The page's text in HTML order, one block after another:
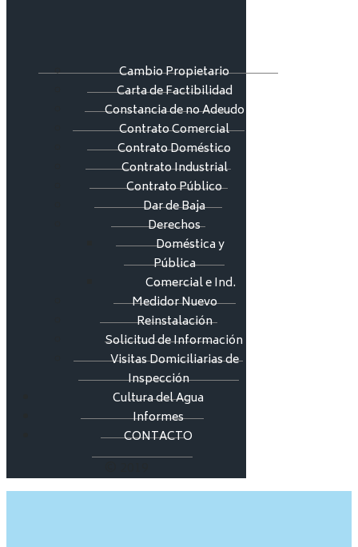
Cambio Propietario
Carta de Factibilidad
Constancia de no Adeudo
Contrato Comercial
Contrato Doméstico
Contrato Industrial
Contrato Público
Dar de Baja
Derechos
Doméstica y
Pública
Comercial e Ind.
Medidor Nuevo
Reinstalación
Solicitud de Información
Visitas Domiciliarias de
Inspección
Cultura del Agua
Informes
CONTACTO